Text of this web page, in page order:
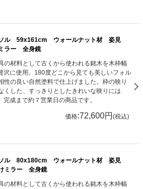
ル 59x161cm ウォールナット材 姿見
ラー 全身鏡
の材料として古くから使われる銘木を木枠幅
沢に使用。180度どこから見ても美しいフォル
性の良い自然塗料で仕上げました。枠の映り
くした、すっきりとしたきれいな映りには
成まで約７営業日の商品です。
価格:72,600円 (税込)
ル 80x180cm ウォールナット材 姿見
ミラー 全身鏡
の材料として古くから使われる銘木を木枠幅